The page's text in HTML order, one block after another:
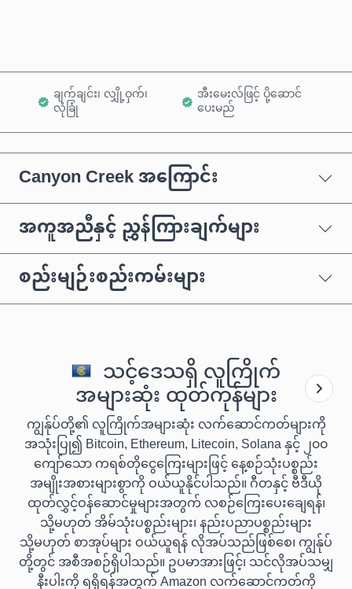
ချက်ချင်း၊ လျှို့ဝှက်၊
လုံခြုံ
အီးမေးလ်ဖြင့် ပို့ဆောင်
ပေးမည်
Canyon Creek အကြောင်း
အကူအညီနှင့် ညွှန်ကြားချက်များ
စည်းမျဉ်းစည်းကမ်းများ
သင့်ဒေသရှိ လူကြိုက်
အများဆုံး ထုတ်ကုန်များ
ကျွန်ုပ်တို့၏ လူကြိုက်အများဆုံး လက်ဆောင်ကတ်များကို
အသုံးပြု၍ Bitcoin, Ethereum, Litecoin, Solana နှင့် ၂၀၀
ကျော်သော ကရစ်တိုငွေကြေးများဖြင့် နေ့စဉ်သုံးပစ္စည်း
အမျိုးအစားများစွာကို ဝယ်ယူနိုင်ပါသည်။ ဂီတနှင့် ဗီဒီယို
ထုတ်လွှင့်ဝန်ဆောင်မှုများအတွက် လစဉ်ကြေးပေးချေရန်၊
သို့မဟုတ် အိမ်သုံးပစ္စည်းများ၊ နည်းပညာပစ္စည်းများ
သို့မဟုတ် စာအုပ်များ ဝယ်ယူရန် လိုအပ်သည်ဖြစ်စေ၊ ကျွန်ုပ်
တို့တွင် အစီအစဉ်ရှိပါသည်။ ဥပမာအားဖြင့်၊ သင်လိုအပ်သမျှ
နီးပါးကို ရရှိရန်အတွက် Amazon လက်ဆောင်ကတ်ကို